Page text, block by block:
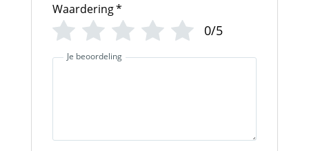
Waardering*
0/5
Je beoordeling